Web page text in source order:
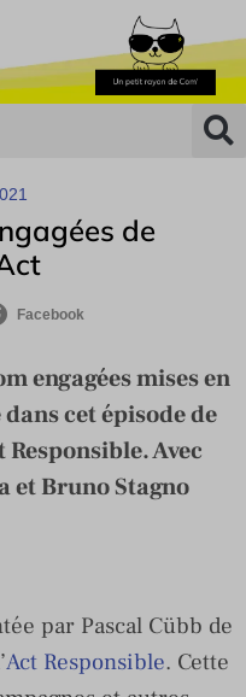
de
Facebook
engagées mises en
cet épisode de
Responsible. Avec
et Bruno Stagno
par Pascal Cübb de
Act Responsible. Cette